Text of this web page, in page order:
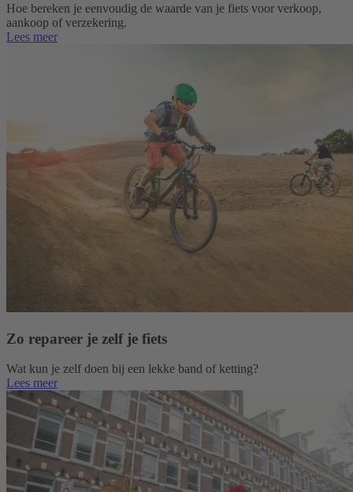
Hoe bereken je eenvoudig de waarde van je fiets voor verkoop,
aankoop of verzekering.
Lees meer
Zo repareer je zelf je fiets
Wat kun je zelf doen bij een lekke band of ketting?
Lees meer